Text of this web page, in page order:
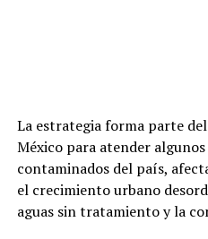
La estrategia forma parte
México para atender
contaminados del país,
el crecimiento urbano
aguas sin tratamiento y la